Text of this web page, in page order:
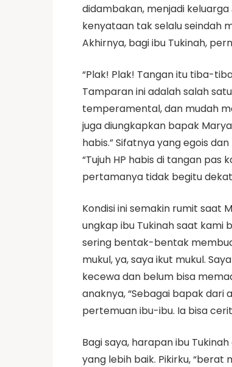
didambakan, menjadi keluarga
kenyataan tak selalu seindah
Akhirnya, bagi ibu Tukinah,
“Plak! Plak! Tangan itu tiba-
Tamparan ini adalah salah
temperamental, dan mudah
juga diungkapkan bapak
habis.” Sifatnya yang egois
“Tujuh HP habis di tangan
pertamanya tidak begitu
Kondisi ini semakin rumit saat
ungkap ibu Tukinah saat kami
sering bentak-bentak
mukul, ya, saya ikut mukul.
kecewa dan belum bisa
anaknya, “Sebagai bapak dari
pertemuan ibu-ibu. Ia bisa
Bagi saya, harapan ibu
yang lebih baik. Pikirku,